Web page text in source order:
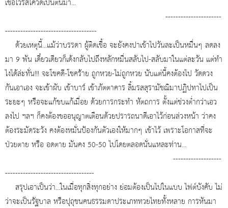
เชื้อไวรัสโควิดเป็นต้นมา...
----------------------
------------------------------------
ด้วยเหตุนี้...แม้ว่าบรรดา ผู้ติดเชื้อ จะยังคงปาเข้าไปวันละเป็นหมื่นๆ ลดลง
มา 9 พัน เดี๋ยวเดียวก็เด้งกลับไปถึงหลักหมื่นสลับไป-สลับมาในแต่ละวัน แต่ทำ
ไงได้ล่ะทั่น!!! จะโชคดี-โชคร้าย ถูกหวย-ไม่ถูกหวย นับแต่นี้คงต้องไป วัดดวง
กันเอาเอง จะเข้าผับ เข้าบาร์ เข้าภัตตาคาร ลิ้มรสสุรามัชฌิมาปฏิปทาไปเป็น
ระยะๆ หรือจะแก้ขบแก้เมื่อย ด้วยการกระทำ หัตถการ ตั้งแต่ช่วงต่ำกว่าเอว
ลงไป ฯลฯ ก็คงต้องขออนุญาตเตือนด้วยปรารถนาดีเอาไว้ก่อนล่วงหน้า ว่าคง
ต้องระมัดระวัง คงต้องหมั่นป้องกันตัวเองให้มากๆ เข้าไว้ เพราะโอกาสที่จะ
ป่วยตาย หรือ อดตาย มันคง 50-50 ไปโดยตลอดนั่นแหละท่าน...
-------------------
-----------------------------------
สรุปเอาเป็นว่า...ในเมื่อทุกสิ่งทุกอย่าง ย่อมต้องเป็นไปในแบบ ไฟต์บังคับ ไม่
ว่าจะเป็นรัฐบาล หรือปุถุชนคนธรรมดาประเภททวยไทยทั้งหลาย การหันมา